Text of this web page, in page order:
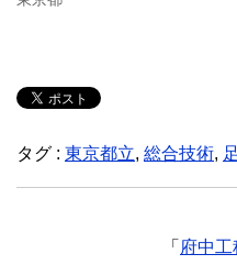
タグ : 東京都立, 総合技術,
「 府中